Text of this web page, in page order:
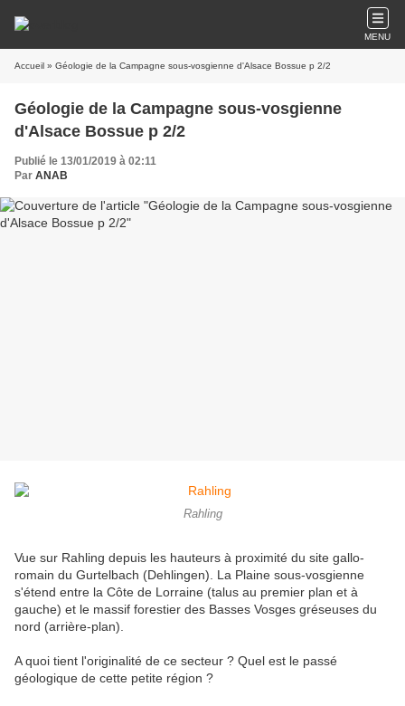
MENU
Accueil » Géologie de la Campagne sous-vosgienne d'Alsace Bossue p 2/2
Géologie de la Campagne sous-vosgienne
d'Alsace Bossue p 2/2
Publié le 13/01/2019 à 02:11
Par ANAB
Rahling
Vue sur Rahling depuis les hauteurs à proximité du site gallo-
romain du Gurtelbach (Dehlingen). La Plaine sous-vosgienne
s'étend entre la Côte de Lorraine (talus au premier plan et à
gauche) et le massif forestier des Basses Vosges gréseuses du
nord (arrière-plan).
A quoi tient l'originalité de ce secteur ? Quel est le passé
géologique de cette petite région ?